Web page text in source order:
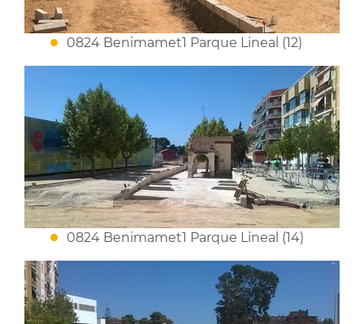
0824 Benimamet1 Parque Lineal (12)
0824 Benimamet1 Parque Lineal (14)